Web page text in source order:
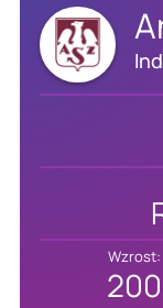
Wzrost:
200